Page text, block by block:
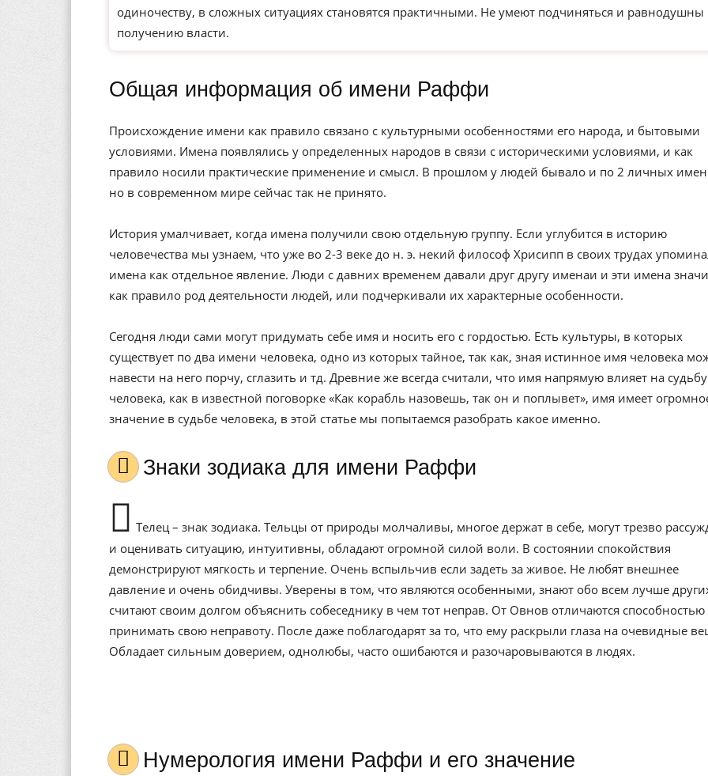
одиночеству, в сложных ситуациях становятся практичными. Не умеют подчиняться и равнодушны
получению власти.
Общая информация об имени Раффи
Происхождение имени как правило связано с культурными особенностями его народа, и бытовыми
условиями. Имена появлялись у определенных народов в связи с историческими условиями, и как
правило носили практические применение и смысл. В прошлом у людей бывало и по 2 личных
но в современном мире сейчас так не принято.
История умалчивает, когда имена получили свою отдельную группу. Если углубится в историю
человечества мы узнаем, что уже во 2-3 веке до н. э. некий философ Хрисипп в своих трудах
имена как отдельное явление. Люди с давних временем давали друг другу именаи и эти имена
как правило род деятельности людей, или подчеркивали их характерные особенности.
Сегодня люди сами могут придумать себе имя и носить его с гордостью. Есть культуры, в которых
существует по два имени человека, одно из которых тайное, так как, зная истинное имя человека
навести на него порчу, сглазить и тд. Древние же всегда считали, что имя напрямую влияет на судьбу
человека, как в известной поговорке «Как корабль назовешь, так он и поплывет», имя имеет
значение в судьбе человека, в этой статье мы попытаемся разобрать какое именно.
Знаки зодиака для имени Раффи
Телец – знак зодиака. Тельцы от природы молчаливы, многое держат в себе, могут трезво
и оценивать ситуацию, интуитивны, обладают огромной силой воли. В состоянии спокойствия
демонстрируют мягкость и терпение. Очень вспыльчив если задеть за живое. Не любят внешнее
давление и очень обидчивы. Уверены в том, что являются особенными, знают обо всем лучше
считают своим долгом объяснить собеседнику в чем тот неправ. От Овнов отличаются способностью
принимать свою неправоту. После даже поблагодарят за то, что ему раскрыли глаза на очевидные
Обладает сильным доверием, однолюбы, часто ошибаются и разочаровываются в людях.
Нумерология имени Раффи и его значение